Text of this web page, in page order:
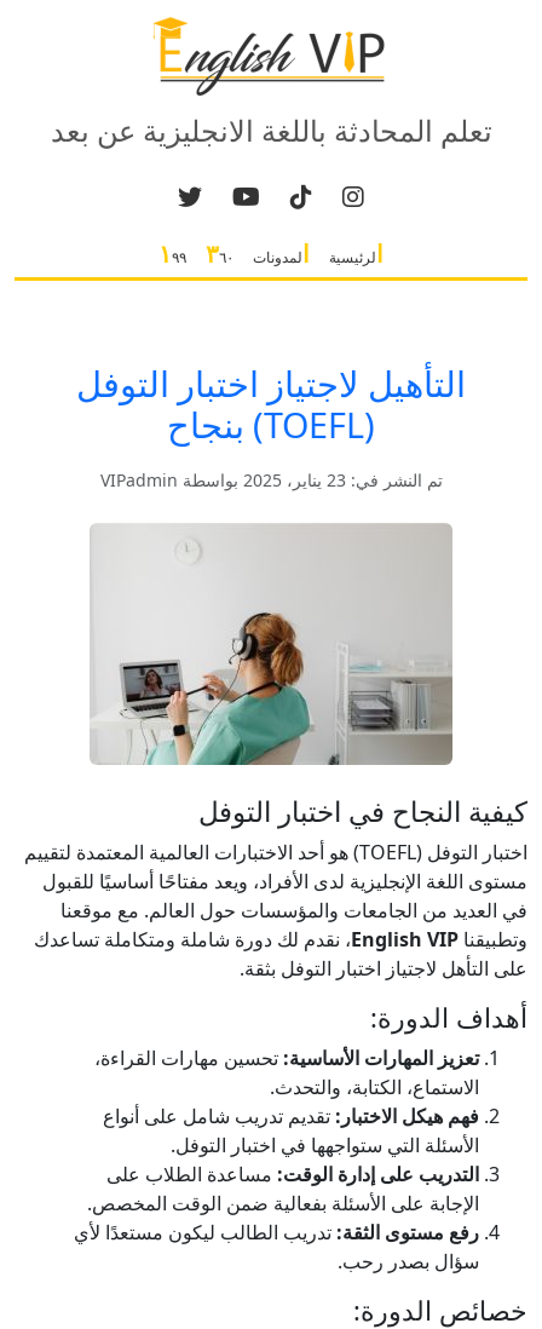
تعلم المحادثة باللغة الانجليزية عن بعد
الرئيسية المدونات ٣٦٠ ١٩٩
التأهيل لاجتياز اختبار التوفل
(TOEFL) بنجاح
تم النشر في: 23 يناير، 2025 بواسطة VIPadmin
كيفية النجاح في اختبار التوفل
اختبار التوفل (TOEFL) هو أحد الاختبارات العالمية المعتمدة لتقييم
مستوى اللغة الإنجليزية لدى الأفراد، ويعد مفتاحًا أساسيًا للقبول
في العديد من الجامعات والمؤسسات حول العالم. مع موقعنا
وتطبيقنا English VIP، نقدم لك دورة شاملة ومتكاملة تساعدك
على التأهل لاجتياز اختبار التوفل بثقة.
أهداف الدورة:
تعزيز المهارات الأساسية: تحسين مهارات القراءة،
الاستماع، الكتابة، والتحدث.
فهم هيكل الاختبار: تقديم تدريب شامل على أنواع
الأسئلة التي ستواجهها في اختبار التوفل.
التدريب على إدارة الوقت: مساعدة الطلاب على
الإجابة على الأسئلة بفعالية ضمن الوقت المخصص.
رفع مستوى الثقة: تدريب الطالب ليكون مستعدًا لأي
سؤال بصدر رحب.
خصائص الدورة: